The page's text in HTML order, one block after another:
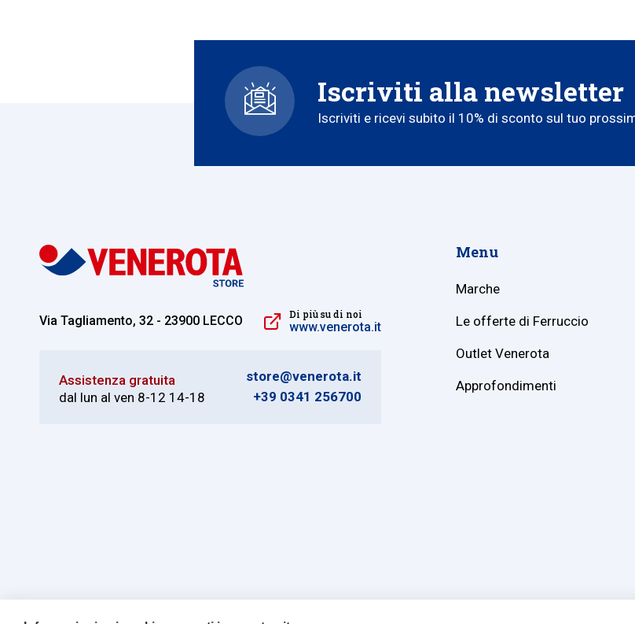
Iscriviti alla newsletter
Iscriviti e ricevi subito il 10% di sconto sul tuo
Via Tagliamento, 32 - 23900 LECCO Di più su di noi
www.venerota.it
Assistenza gratuita
dal lun al ven 8-12 14-18
store@venerota.it
+39 0341 256700
Menu
Marche
Le offerte di Ferruccio
Outlet Venerota
Approfondimenti